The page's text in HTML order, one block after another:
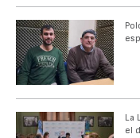
La
el